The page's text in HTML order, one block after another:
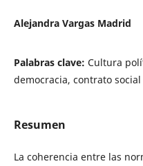
Alejandra Vargas Madrid
Palabras clave: Cultura
democracia, contrato social
Resumen
La coherencia entre las